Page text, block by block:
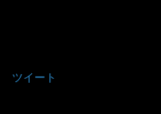
ツイート